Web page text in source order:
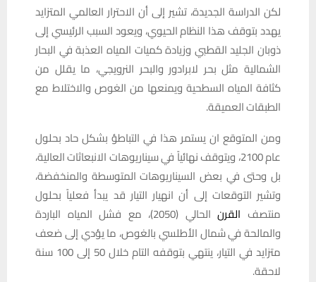
لكن الدراسة الجديدة، تشير إلى أن الاحترار العالمي المتزايد
يهدد بتوقف هذا النظام الحيوي، ويعود السبب الرئيسي إلى
ذوبان الجليد القطبي وزيادة كميات المياه العذبة في البحار
الشمالية مثل بحر لابرادور والبحر النرويجي، ما يقلل من
كثافة المياه السطحية ويمنعها من الغوص والاختلاط مع
الطبقات العميقة.
ومن المتوقع ان يستمر هذا في التباطؤ بشكل حاد بحلول
عام 2100، ويتوقف نهائياً في سيناريوهات الانبعاثات العالية،
بل وحتى في بعض السيناريوهات المتوسطة والمنخفضة،
وتشير التوقعات إلى أن انهيار التيار قد يبدأ فعلياً بحلول
منتصف القرن
الحالي (2050)، مع فشل المياه الباردة
والمالحة في شمال الأطلسي بالغوص، ما يؤدي إلى ضعف
متزايد في التيار، ينتهي بتوقفه التام خلال 50 إلى 100 سنة
لاحقة.